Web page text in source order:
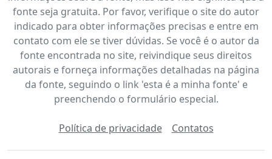
fonte seja gratuita. Por favor, verifique o site do autor
indicado para obter informações precisas e entre em
contato com ele se tiver dúvidas. Se você é o autor da
fonte encontrada no site, reivindique seus direitos
autorais e forneça informações detalhadas na página
da fonte, seguindo o link 'esta é a minha fonte' e
preenchendo o formulário especial.
Política de privacidade Contatos